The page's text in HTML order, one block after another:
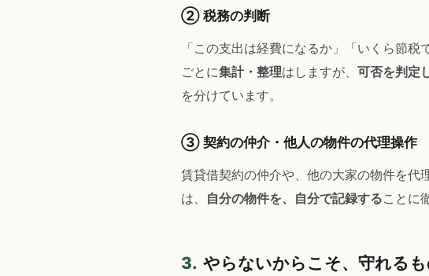
② 税務の判断
「この支出は経費になるか」「いくら節
ごとに集計・整理はしますが、 可否を判定
を分けています。
③ 契約の仲介・他人の物件の代理操作
賃貸借契約の仲介や、他の大家の物件を代
は、
自分の物件を、自分で記録することに
3. やらないからこそ、守れる